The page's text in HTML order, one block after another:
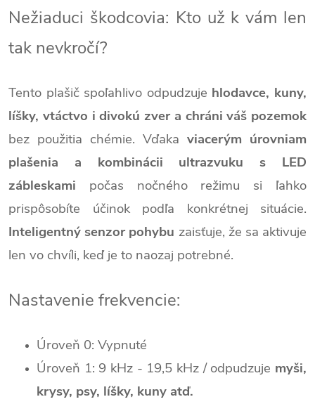
Nežiaduci škodcovia: Kto už k vám len
tak nevkročí?
Tento plašič spoľahlivo odpudzuje hlodavce, kuny,
líšky, vtáctvo i divokú zver a chráni váš pozemok
bez použitia chémie. Vďaka viacerým úrovniam
plašenia a kombinácii ultrazvuku s LED
zábleskami počas nočného režimu si ľahko
prispôsobíte účinok podľa konkrétnej situácie.
Inteligentný senzor pohybu zaisťuje, že sa aktivuje
len vo chvíli, keď je to naozaj potrebné.
Nastavenie frekvencie:
Úroveň 0: Vypnuté
Úroveň 1: 9 kHz - 19,5 kHz / odpudzuje myši,
krysy, psy, líšky, kuny atď.